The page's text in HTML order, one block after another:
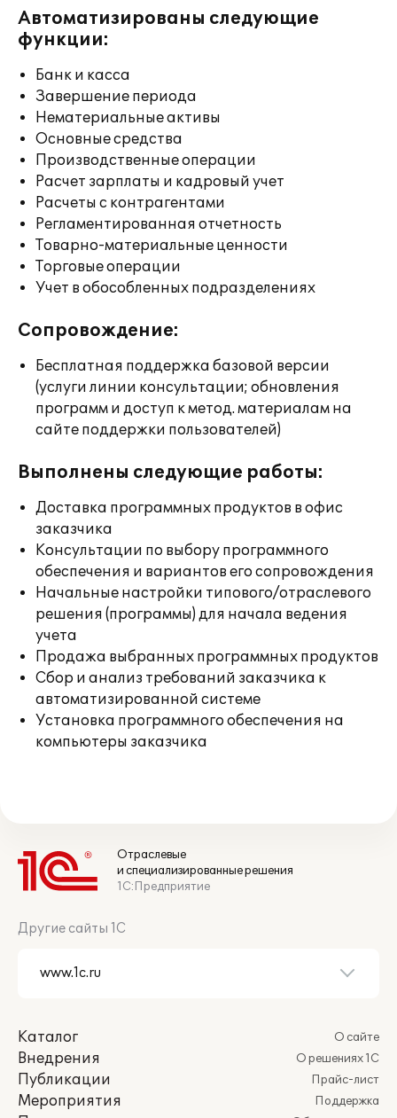
Автоматизированы следующие
функции:
Банк и касса
Завершение периода
Нематериальные активы
Основные средства
Производственные операции
Расчет зарплаты и кадровый учет
Расчеты с контрагентами
Регламентированная отчетность
Товарно-материальные ценности
Торговые операции
Учет в обособленных подразделениях
Сопровождение:
Бесплатная поддержка базовой версии
(услуги линии консультации; обновления
программ и доступ к метод. материалам на
сайте поддержки пользователей)
Выполнены следующие работы:
Доставка программных продуктов в офис
заказчика
Консультации по выбору программного
обеспечения и вариантов его сопровождения
Начальные настройки типового/отраслевого
решения (программы) для начала ведения
учета
Продажа выбранных программных продуктов
Сбор и анализ требований заказчика к
автоматизированной системе
Установка программного обеспечения на
компьютеры заказчика
Отраслевые
и специализированные решения
1С:Предприятие
Другие сайты 1С
Каталог
Внедрения
Публикации
Мероприятия
О сайте
О решениях 1С
Прайс-лист
Поддержка